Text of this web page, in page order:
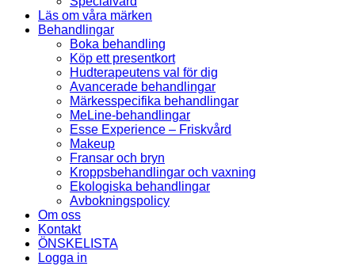
Läs om våra märken
Behandlingar
Boka behandling
Köp ett presentkort
Hudterapeutens val för dig
Avancerade behandlingar
Märkesspecifika behandlingar
MeLine-behandlingar
Esse Experience – Friskvård
Makeup
Fransar och bryn
Kroppsbehandlingar och vaxning
Ekologiska behandlingar
Avbokningspolicy
Om oss
Kontakt
ÖNSKELISTA
Logga in